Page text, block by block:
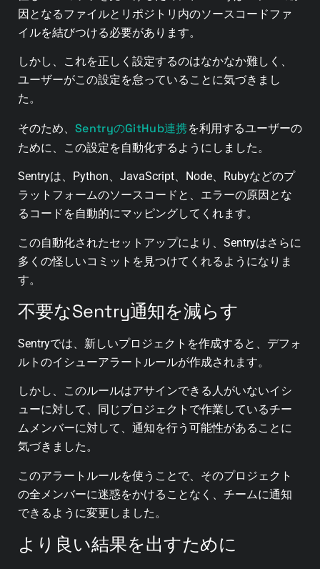
因となるファイルとリポジトリ内のソースコードファ
イルを結びつける必要があります。
しかし、これを正しく設定するのはなかなか難しく、
ユーザーがこの設定を怠っていることに気づきまし
た。
そのため、 SentryのGitHub連携を利用するユーザーの
ために、この設定を自動化するようにしました。
Sentryは、Python、JavaScript、Node、Rubyなどのプ
ラットフォームのソースコードと、エラーの原因とな
るコードを自動的にマッピングしてくれます。
この自動化されたセットアップにより、Sentryはさらに
多くの怪しいコミットを見つけてくれるようになりま
す。
不要なSentry通知を減らす
Sentryでは、新しいプロジェクトを作成すると、デフォ
ルトのイシューアラートルールが作成されます。
しかし、このルールはアサインできる人がいないイシ
ューに対して、同じプロジェクトで作業しているチー
ムメンバーに対して、通知を行う可能性があることに
気づきました。
このアラートルールを使うことで、そのプロジェクト
の全メンバーに迷惑をかけることなく、チームに通知
できるように変更しました。
より良い結果を出すために